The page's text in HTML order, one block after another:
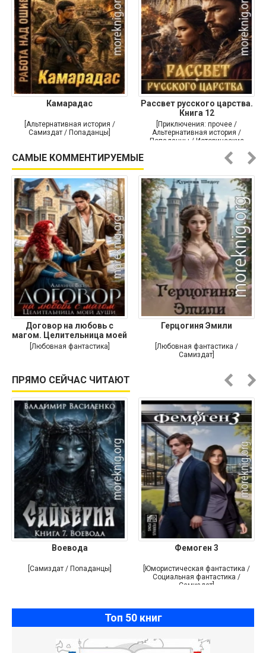
Камарадас
[Альтернативная история /
Самиздат / Попаданцы]
Рассвет русского царства.
Книга 12
[Приключения: прочее /
Альтернативная история /
Попаданцы / Исторические
САМЫЕ КОММЕНТИРУЕМЫЕ
Договор на любовь с
магом. Целительница моей
души
[Любовная фантастика]
Герцогиня Эмили
[Любовная фантастика /
Самиздат]
ПРЯМО СЕЙЧАС ЧИТАЮТ
Воевода
[Самиздат / Попаданцы]
Фемоген 3
[Юмористическая фантастика /
Социальная фантастика /
Самиздат]
Топ 50 книг